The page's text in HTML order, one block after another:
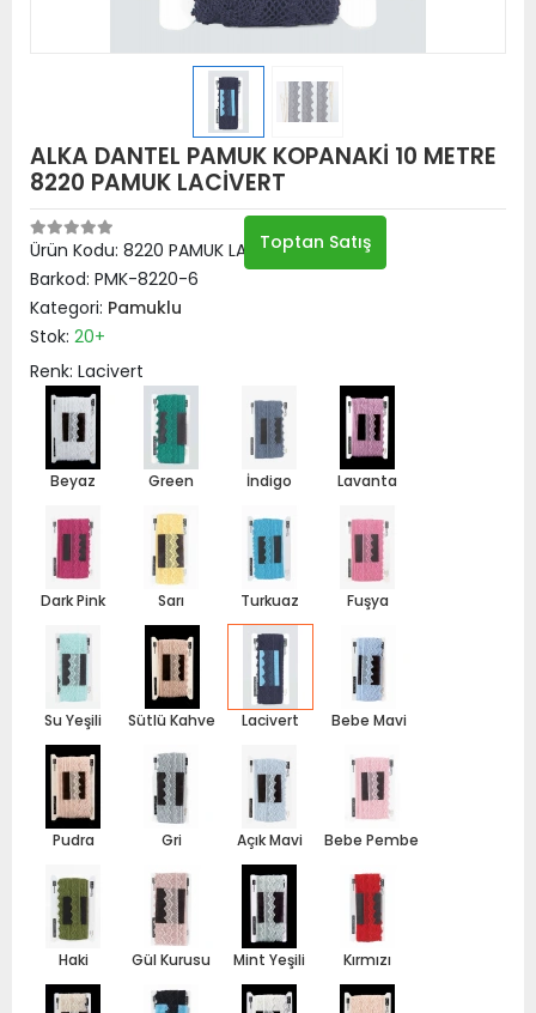
ALKA DANTEL PAMUK KOPANAKİ 10 METRE
8220 PAMUK LACİVERT
Ürün Kodu: 8220 PAMUK LACİVERT
Barkod: PMK-8220-6
Kategori: Pamuklu
Stok: 20+
Renk: Lacivert
Beyaz Green İndigo Lavanta
Dark Pink Sarı Turkuaz Fuşya
Su Yeşili Sütlü Kahve Lacivert Bebe Mavi
Pudra Gri Açık Mavi Bebe Pembe
Haki Gül Kurusu Mint Yeşili Kırmızı
Toptan Satış